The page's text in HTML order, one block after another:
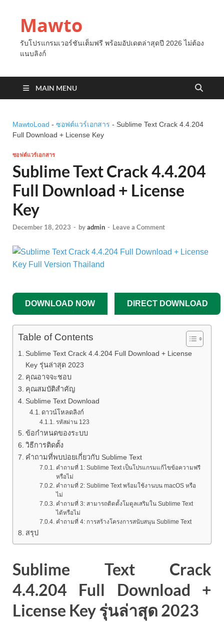
Mawto
รับโปรแกรมเวอร์ชันเต็มฟรี พร้อมอัปเดตล่าสุดปี 2026 ไม่ต้อง
แนบลิงก์
MAIN MENU
MawtoLoad - ซอฟต์แวร์เอกสาร - Sublime Text Crack 4.4.204
Full Download + License Key
ซอฟต์แวร์เอกสาร
Sublime Text Crack 4.4.204
Full Download + License
Key
December 18, 2023 - byadmin - Leave a Comment
DOWNLOAD NOW DIRECT DOWNLOAD
Table of Contents
Sublime Text Crack 4.4.204 Full Download + License
Key รุ่นล่าสุด 2023
คุณอาจจะชอบ
คุณสมบัติสำคัญ
Sublime Text Download
ดาวน์โหลดลิงก์
รหัสผ่าน 123
ข้อกำหนดของระบบ
วิธีการติดตั้ง
คำถามที่พบบ่อยเกี่ยวกับ Sublime Text
คำถามที่ 1: Sublime Text เป็นโปรแกรมแก้ไขข้อความฟรี
หรือไม่
คำถามที่ 2: Sublime Text พร้อมใช้งานบน macOS หรือ
ไม่
คำถามที่ 3: สามารถติดตั้งโมดูลเสริมใน Sublime Text
ได้หรือไม่
คำถามที่ 4: การสร้างโครงการสนับสนุน Sublime Text
สรุป
Sublime Text Crack
4.4.204 Full Download +
License Key รุ่นล่าสุด 2023